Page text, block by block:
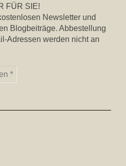
FÜR SIE!
Newsletter und
Blogbeiträge. Abbestellung
Adressen werden nicht an